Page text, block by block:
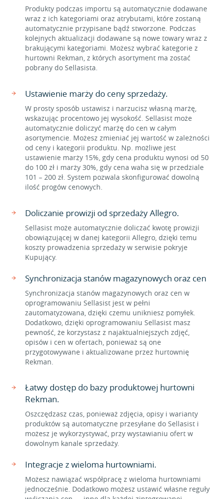
Produkty podczas importu są automatycznie dodawane
wraz z ich kategoriami oraz atrybutami, które zostaną
automatycznie przypisane bądź stworzone. Podczas
kolejnych aktualizacji dodawane są nowe towary wraz z
brakującymi kategoriami. Możesz wybrać kategorie z
hurtowni Rekman, z których asortyment ma zostać
pobrany do Sellasista.
Ustawienie marży do ceny sprzedaży.
W prosty sposób ustawisz i narzucisz własną marżę,
wskazując procentowo jej wysokość. Sellasist może
automatycznie doliczyć marżę do cen w całym
asortymencie. Możesz zmieniać jej wartość w zależności
od ceny i kategorii produktu. Np. możliwe jest
ustawienie marży 15%, gdy cena produktu wynosi od 50
do 100 zł i marży 30%, gdy cena waha się w przedziale
101 – 200 zł. System pozwala skonfigurować dowolną
ilość progów cenowych.
Doliczanie prowizji od sprzedaży Allegro.
Sellasist może automatycznie doliczać kwotę prowizji
obowiązującej w danej kategorii Allegro, dzięki temu
koszty prowadzenia sprzedaży w serwisie pokryje
Kupujący.
Synchronizacja stanów magazynowych oraz cen
Synchronizacja stanów magazynowych oraz cen w
oprogramowaniu Sellasist jest w pełni
zautomatyzowana, dzięki czemu unikniesz pomyłek.
Dodatkowo, dzięki oprogramowaniu Sellasist masz
pewność, że korzystasz z najaktualniejszych zdjęć,
opisów i cen w ofertach, ponieważ są one
przygotowywane i aktualizowane przez hurtownię
Rekman.
Łatwy dostęp do bazy produktowej hurtowni
Rekman.
Oszczędzasz czas, ponieważ zdjęcia, opisy i warianty
produktów są automatyczne przesyłane do Sellasist i
możesz je wykorzystywać, przy wystawianiu ofert w
dowolnym kanale sprzedaży.
Integracje z wieloma hurtowniami.
Możesz nawiązać współpracę z wieloma hurtowniami
jednocześnie. Dodatkowo możesz ustawić własne reguły